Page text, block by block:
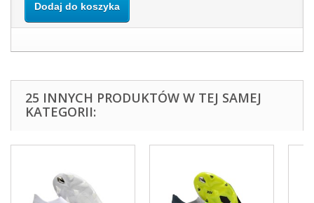
Dodaj do koszyka
25 INNYCH PRODUKTÓW W TEJ SAMEJ
KATEGORII: